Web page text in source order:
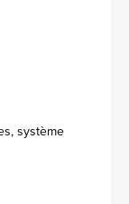
système